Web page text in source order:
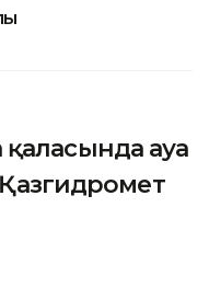
қаласында ауа